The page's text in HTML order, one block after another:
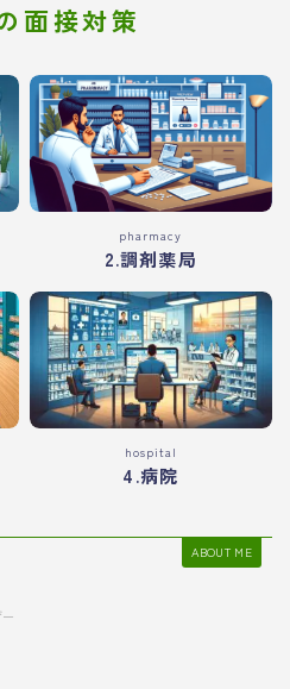
面接対策
pharmacy
2.調剤薬局
hospital
4.病院
ABOUT ME